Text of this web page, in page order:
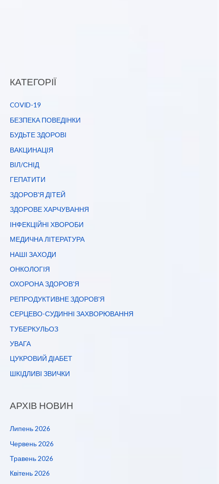
КАТЕГОРІЇ
COVID-19
БЕЗПЕКА ПОВЕДІНКИ
БУДЬТЕ ЗДОРОВІ
ВАКЦИНАЦІЯ
ВІЛ/СНІД
ГЕПАТИТИ
ЗДОРОВ'Я ДІТЕЙ
ЗДОРОВЕ ХАРЧУВАННЯ
ІНФЕКЦІЙНІ ХВОРОБИ
МЕДИЧНА ЛІТЕРАТУРА
НАШІ ЗАХОДИ
ОНКОЛОГІЯ
ОХОРОНА ЗДОРОВ'Я
РЕПРОДУКТИВНЕ ЗДОРОВ'Я
СЕРЦЕВО-СУДИННІ ЗАХВОРЮВАННЯ
ТУБЕРКУЛЬОЗ
УВАГА
ЦУКРОВИЙ ДІАБЕТ
ШКІДЛИВІ ЗВИЧКИ
АРХІВ НОВИН
Липень 2026
Червень 2026
Травень 2026
Квітень 2026